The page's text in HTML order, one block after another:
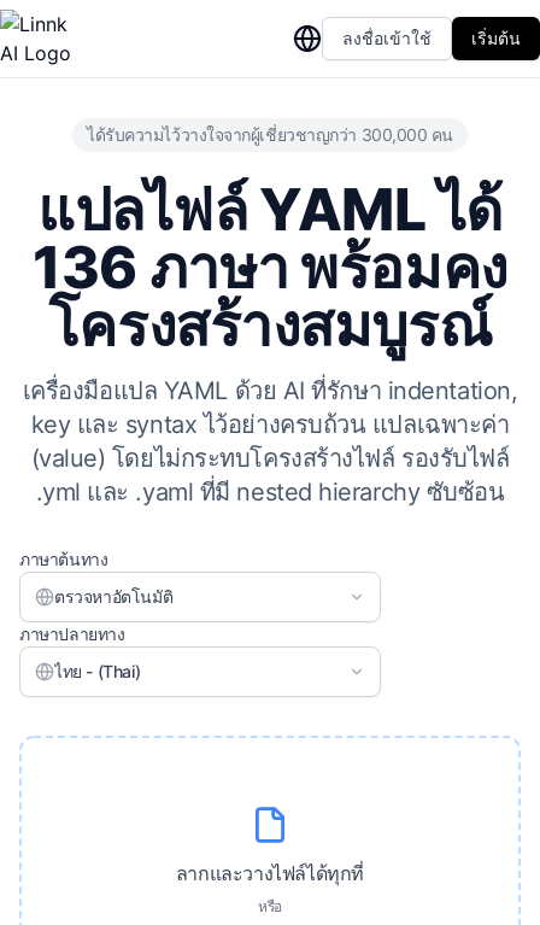
ลงชื่อเข้าใช้ เริ่มต้น
ได้รับความไว้วางใจจากผู้เชี่ยวชาญกว่า 300,000 คน
แปลไฟล์ YAML ได้
136 ภาษา พร้อมคง
โครงสร้างสมบูรณ์
เครื่องมือแปล YAML ด้วย AI ที่รักษา indentation,
key และ syntax ไว้อย่างครบถ้วน แปลเฉพาะค่า
(value) โดยไม่กระทบโครงสร้างไฟล์ รองรับไฟล์
.yml และ .yaml ที่มี nested hierarchy ซับซ้อน
ภาษาต้นทาง
ตรวจหาอัตโนมัติ
ภาษาปลายทาง
ไทย - (Thai)
ลากและวางไฟล์ได้ทุกที่
หรือ